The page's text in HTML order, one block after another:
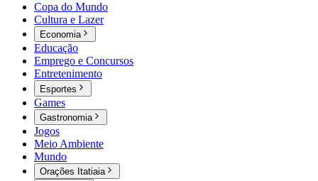
Copa do Mundo
Cultura e Lazer
Economia
Educação
Emprego e Concursos
Entretenimento
Esportes
Games
Gastronomia
Jogos
Meio Ambiente
Mundo
Orações Itatiaia